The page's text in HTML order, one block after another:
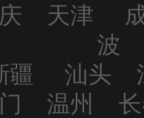
天津
波
疆 汕头
温州